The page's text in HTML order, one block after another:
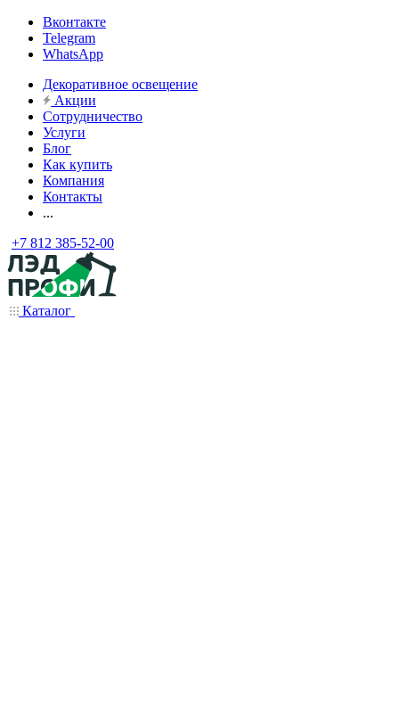
Вконтакте
Telegram
WhatsApp
Декоративное освещение
Акции
Сотрудничество
Услуги
Блог
Как купить
Компания
Контакты
...
+7 812 385-52-00
Каталог